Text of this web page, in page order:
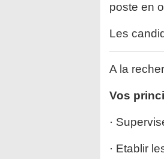
poste en
Les
A la
Vos
·
· Etablir